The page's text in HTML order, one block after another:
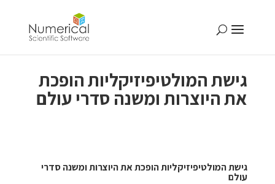
גישת המולטיפיזיקליות הופכת
את היוצרות ומשנה סדרי עולם
גישת המולטיפיזיקליות הופכת את היוצרות ומשנה סדרי
עולם